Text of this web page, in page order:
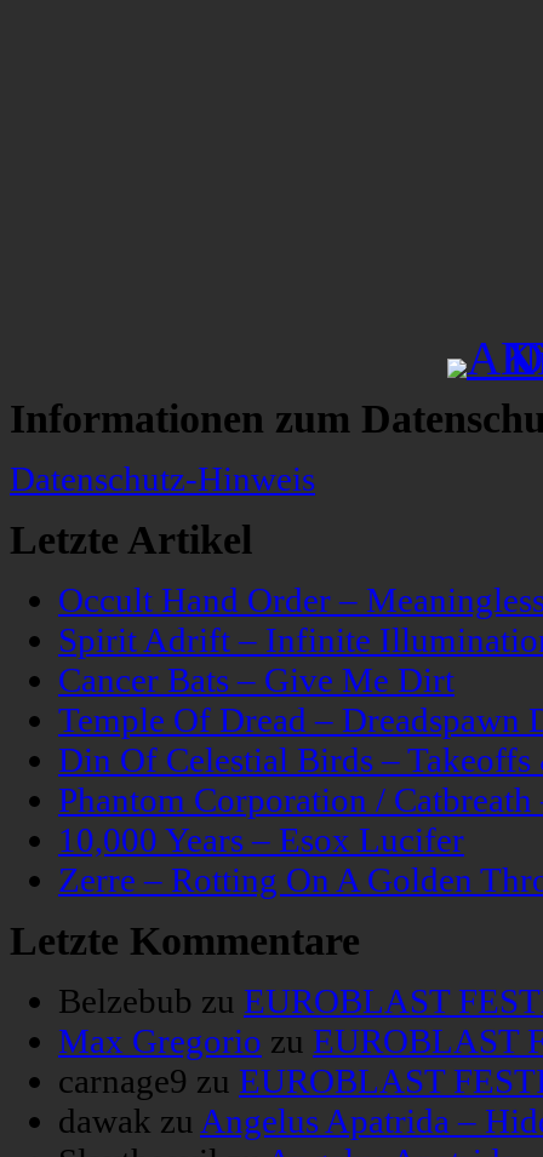
Informationen zum
Datenschutz-Hinweis
Letzte Artikel
Occult Hand Order –
Spirit Adrift – Infinite
Cancer Bats – Give Me Dirt
Temple Of Dread – Dreadspawn
Din Of Celestial Birds –
Phantom Corporation /
10,000 Years – Esox Lucifer
Zerre – Rotting On A Golden
Letzte Kommentare
Belzebub zu EUROBLAST
Max Gregorio zu EUROBLAST
carnage9 zu EUROBLAST
dawak zu Angelus Apatrida –